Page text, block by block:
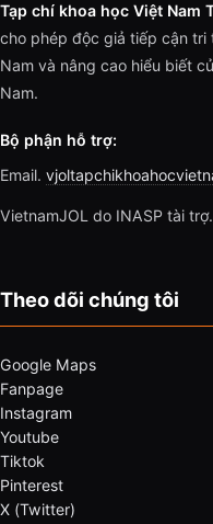
Tạp chí khoa học Việt Nam
cho phép độc giả tiếp cận
Nam và nâng cao hiểu biết
Nam.
Bộ phận hỗ trợ:
Email.
VietnamJOL do INASP tài trợ.
Theo dõi chúng tôi
Google Maps
Fanpage
Instagram
Youtube
Tiktok
Pinterest
X (Twitter)